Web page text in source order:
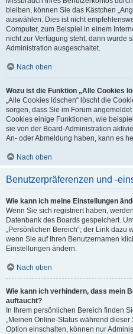
bleiben, können Sie das Kästchen
auswählen. Dies ist nicht
Computer, zum Beispiel in einem
nicht zur Verfügung steht, dann wurde
Administration ausgeschaltet.
Nach oben
Wozu ist die Funktion „Alle Cookies
„Alle Cookies löschen“ löscht die
sorgen, dass Sie im Forum
Cookies einige Funktionen, wie
sie von der Board-Administration
An- oder Abmeldung haben, kann es
Nach oben
Benutzerpräferenzen und -
Wie kann ich meine Einstellungen
Wenn Sie sich registriert haben,
Datenbank des Boards gespeichert.
„Persönlichen Bereich“; der Link dazu
wenn Sie auf Ihren Benutzernamen
Einstellungen ändern.
Nach oben
Wie kann ich verhindern, dass mein
auftaucht?
In Ihrem persönlichen Bereich finden
„Meinen Online-Status während
Option einschalten, können nur